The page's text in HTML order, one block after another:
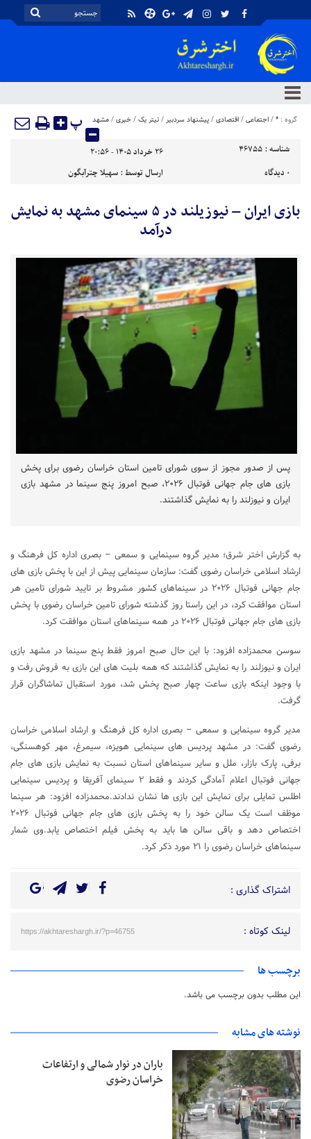
گروه : *
/اجتماعی/اقتصادی/پیشنهاد سردبیر/تیتر یک/خبری/مشهد پ
شناسه : 46755
۲۶ خرداد ۱۴۰۵ - ۲۰:۵۶
۰ دیدگاه ارسال توسط :سهیلا چترآبگون
بازی ایران – نیوزیلند در ۵ سینمای مشهد به نمایش
درآمد
پس از صدور مجوز از سوی شورای تامین استان خراسان رضوی برای پخش
بازی‌ های جام جهانی فوتبال ۲۰۲۶، صبح امروز پنج سینما در مشهد بازی
ایران و نیوزلند را به نمایش گذاشتند.
به گزارش اختر شرق؛ مدیر گروه سینمایی و سمعی – بصری اداره کل فرهنگ و
ارشاد اسلامی خراسان رضوی گفت: سازمان سینمایی پیش از این با پخش بازی‌ های
جام جهانی فوتبال ۲۰۲۶ در سینماهای کشور مشروط بر تایید شورای تامین هر
استان موافقت کرد، در این راستا روز گذشته شورای تامین خراسان رضوی با پخش
بازی‌ های جام جهانی فوتبال ۲۰۲۶ در همه سینماهای استان موافقت کرد.
سوسن محمدزاده افزود: با این حال صبح امروز فقط پنج سینما در مشهد بازی
ایران و نیوزلند را به نمایش گذاشتند که همه بلیت‌ های این بازی به فروش رفت و
با وجود اینکه بازی ساعت چهار صبح پخش شد، مورد استقبال تماشاگران قرار
گرفت.
مدیر گروه سینمایی و سمعی – بصری اداره کل فرهنگ و ارشاد اسلامی خراسان
رضوی گفت: در مشهد پردیس‌ های سینمایی هویزه، سیمرغ، مهر کوهسنگی،
برفی، پارک بازار، ملل و سایر سینماهای استان نسبت به نمایش بازی‌ های جام
جهانی فوتبال اعلام آمادگی کردند و فقط ۲ سینمای آفریقا و پردیس سینمایی
اطلس تمایلی برای نمایش این بازی ها نشان ندادند.محمدزاده افزود: هر سینما
موظف است یک سالن خود را به پخش بازی‌ های جام جهانی فوتبال ۲۰۲۶
اختصاص دهد و باقی سالن‌ ها باید به پخش فیلم اختصاص یابد.وی شمار
سینماهای خراسان رضوی را ۲۱ مورد ذکر کرد.
اشتراک گذاری :
لینک کوتاه : https://akhtareshargh.ir/?p=46755
برچسب ها
این مطلب بدون برچسب می باشد.
نوشته های مشابه
باران در نوار شمالی و ارتفاعات
خراسان رضوی